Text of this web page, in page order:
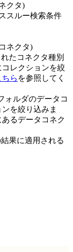
クタ)
スルー検索条件
ネクタ)
たコネクタ種別
レクションを絞
ちら を参照してく
ォルダのデータコ
を絞り込みま
るデータコネク
果に適用される